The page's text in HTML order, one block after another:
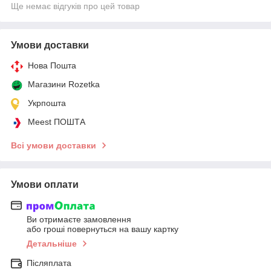
Ще немає відгуків про цей товар
Умови доставки
Нова Пошта
Магазини Rozetka
Укрпошта
Meest ПОШТА
Всі умови доставки
Умови оплати
Ви отримаєте замовлення
або гроші повернуться на вашу картку
Детальніше
Післяплата